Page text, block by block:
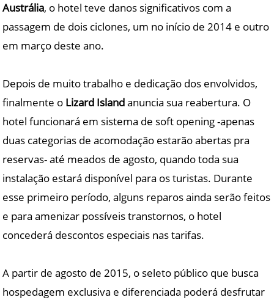
Austrália, o hotel teve danos significativos com a
passagem de dois ciclones, um no início de 2014 e outro
em março deste ano.
Depois de muito trabalho e dedicação dos envolvidos,
finalmente o Lizard Islandanuncia sua reabertura. O
hotel funcionará em sistema de soft opening -apenas
duas categorias de acomodação estarão abertas pra
reservas- até meados de agosto, quando toda sua
instalação estará disponível para os turistas. Durante
esse primeiro período, alguns reparos ainda serão feitos
e para amenizar possíveis transtornos, o hotel
concederá descontos especiais nas tarifas.
A partir de agosto de 2015, o seleto público que busca
hospedagem exclusiva e diferenciada poderá desfrutar